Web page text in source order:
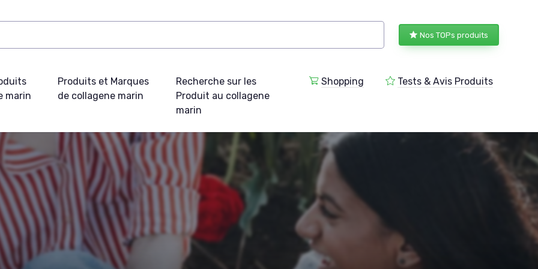
Nos TOPs produits
marin
Produits et Marques
de collagene marin
Recherche sur les
Produit au collagene
marin
Shopping Tests & Avis Produits